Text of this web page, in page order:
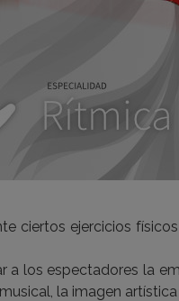
ciertos ejercicios
a los espectadores la
la imagen